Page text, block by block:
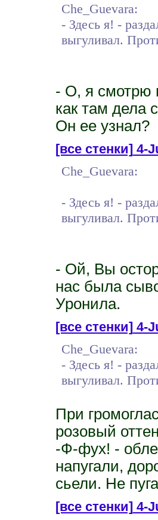
Che_Guevara:
- Здесь я! -
выгуливал.
- О, я смотрю
как там дела
Он ее узнал?
[все стенки]4-
Che_Guevara:
- Здесь я! -
выгуливал.
- Ой, Вы
нас была
Уронила.
[все стенки]4-
Che_Guevara:
- Здесь я! -
выгуливал.
При
розовый
-Ф-фух! -
напугали,
сьели. Не
[все стенки]4-